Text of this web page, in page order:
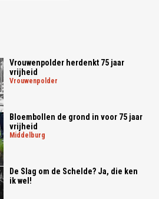
Vrouwenpolder herdenkt 75 jaar
vrijheid
vrouwenpolder
Bloembollen de grond in voor 75 jaar
vrijheid
middelburg
De Slag om de Schelde? Ja, die ken
ik wel!